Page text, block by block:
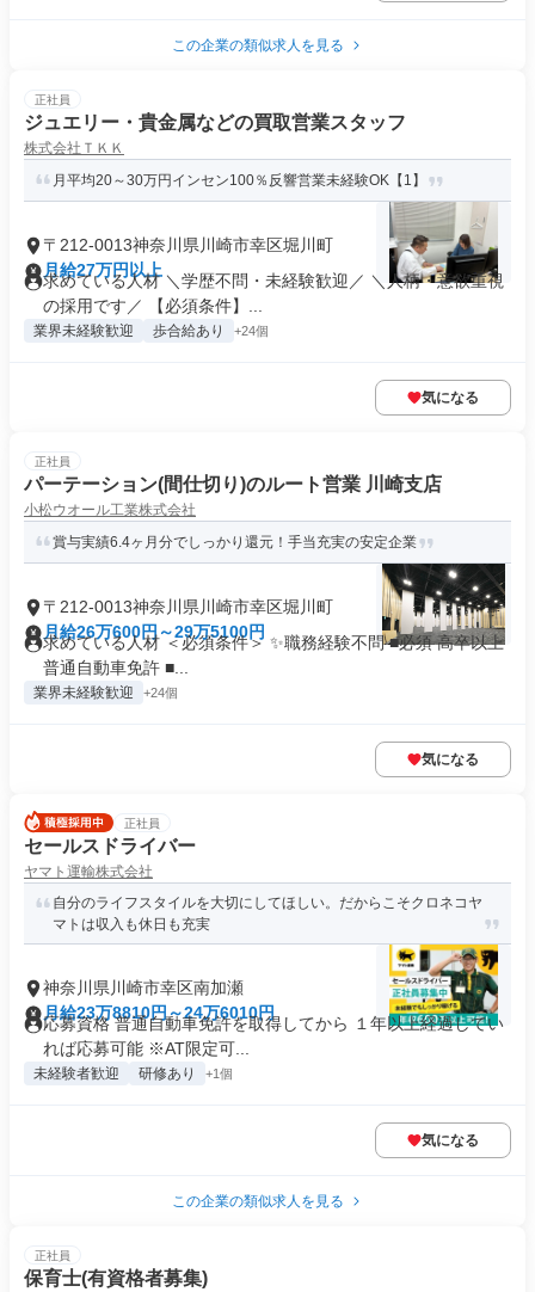
この企業の類似求人を見る
正社員
ジュエリー・貴金属などの買取営業スタッフ
株式会社ＴＫＫ
月平均20～30万円インセン100％反響営業未経験OK【1】
〒212-0013神奈川県川崎市幸区堀川町
月給27万円以上
求めている人材 ＼学歴不問・未経験歓迎／ ＼人柄・意欲重視
の採用です／ 【必須条件】...
業界未経験歓迎 歩合給あり +24個
気になる
正社員
パーテーション(間仕切り)のルート営業 川崎支店
小松ウオール工業株式会社
賞与実績6.4ヶ月分でしっかり還元！手当充実の安定企業
〒212-0013神奈川県川崎市幸区堀川町
月給26万600円～29万5100円
求めている人材 ＜必須条件＞ ✨職務経験不問 ■必須 高卒以上
普通自動車免許 ■...
業界未経験歓迎 +24個
気になる
正社員
セールスドライバー
ヤマト運輸株式会社
自分のライフスタイルを大切にしてほしい。だからこそクロネコヤ
マトは収入も休日も充実
神奈川県川崎市幸区南加瀬
月給23万8810円～24万6010円
応募資格 普通自動車免許を取得してから １年以上経過してい
れば応募可能 ※AT限定可...
未経験者歓迎 研修あり +1個
気になる
この企業の類似求人を見る
正社員
保育士(有資格者募集)